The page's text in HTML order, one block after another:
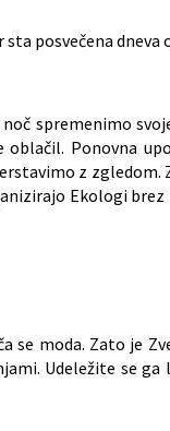
posvečena dneva
spremenimo
Ponovna
z zgledom.
Ekologi brez
moda. Zato je
Udeležite se ga